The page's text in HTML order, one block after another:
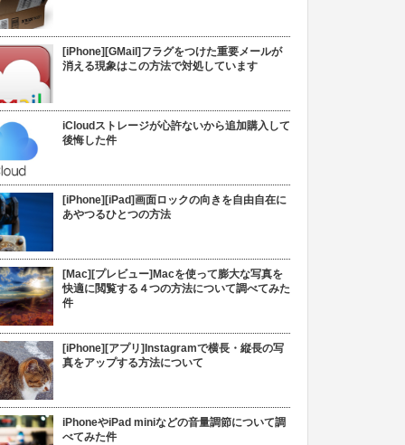
[iPhone][GMail]フラグをつけた重要メールが
消える現象はこの方法で対処しています
iCloudストレージが心許ないから追加購入して
後悔した件
[iPhone][iPad]画面ロックの向きを自由自在に
あやつるひとつの方法
[Mac][プレビュー]Macを使って膨大な写真を
快適に閲覧する４つの方法について調べてみた
件
[iPhone][アプリ]Instagramで横長・縦長の写
真をアップする方法について
iPhoneやiPad miniなどの音量調節について調
べてみた件